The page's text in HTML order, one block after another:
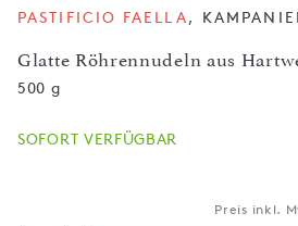
Glatte Röhrennudeln aus
PASTIFICIO FAELLA,
500 g
SOFORT VERFÜGBAR
Preis inkl.